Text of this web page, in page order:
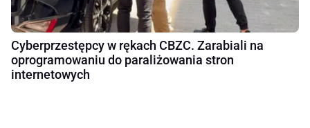
Cyberprzestępcy w rękach CBZC. Zarabiali na
oprogramowaniu do paraliżowania stron
internetowych